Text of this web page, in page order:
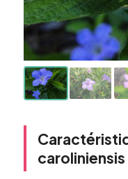
caroliniensis